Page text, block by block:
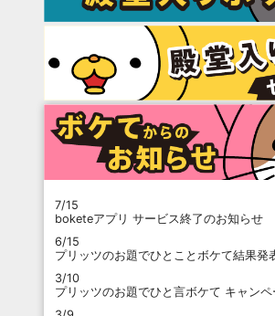
7/15
boketeアプリ サービス終了のお知らせ
6/15
プリッツのお題でひとことボケて結果発
3/10
プリッツのお題でひと言ボケて キャンペ